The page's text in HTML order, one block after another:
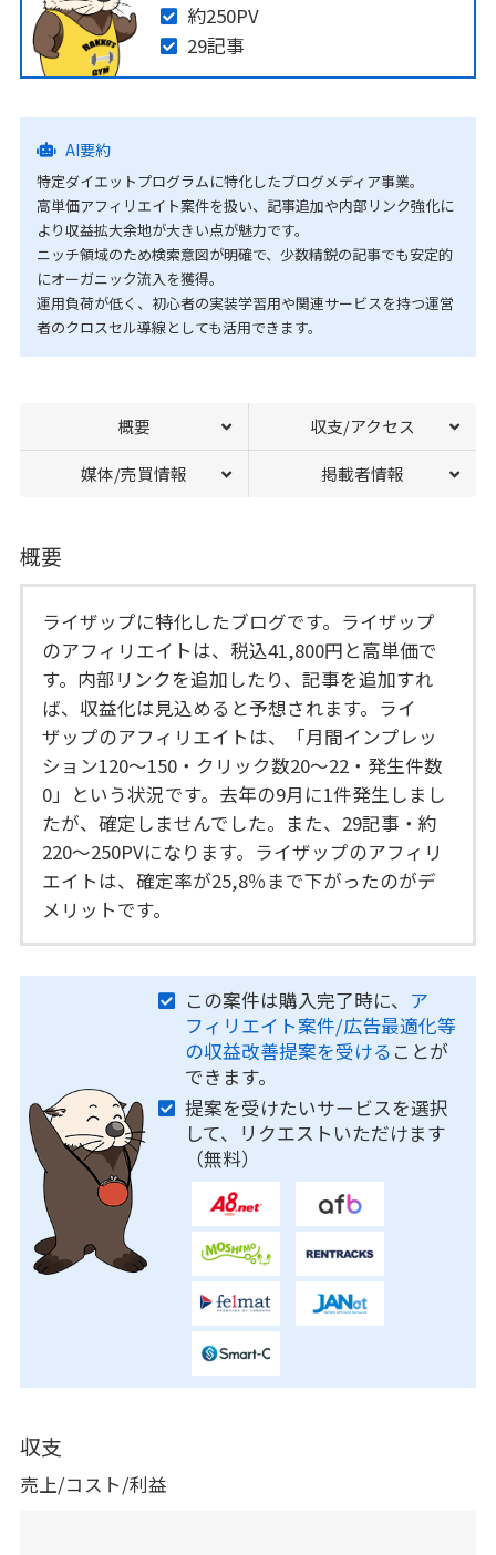
約250PV
29記事
AI要約
特定ダイエットプログラムに特化したブログメディア事業。
高単価アフィリエイト案件を扱い、記事追加や内部リンク強化に
より収益拡大余地が大きい点が魅力です。
ニッチ領域のため検索意図が明確で、少数精鋭の記事でも安定的
にオーガニック流入を獲得。
運用負荷が低く、初心者の実装学習用や関連サービスを持つ運営
者のクロスセル導線としても活用できます。
概要 収支/アクセス
媒体/売買情報 掲載者情報
概要
ライザップに特化したブログです。ライザップ
のアフィリエイトは、税込41,800円と高単価で
す。内部リンクを追加したり、記事を追加すれ
ば、収益化は見込めると予想されます。ライ
ザップのアフィリエイトは、「月間インプレッ
ション120～150・クリック数20～22・発生件数
0」という状況です。去年の9月に1件発生しまし
たが、確定しませんでした。また、29記事・約
220～250PVになります。ライザップのアフィリ
エイトは、確定率が25,8％まで下がったのがデ
メリットです。
この案件は購入完了時に、 ア
フィリエイト案件/広告最適化等
の収益改善提案を受ける ことが
できます。
提案を受けたいサービスを選択
して、リクエストいただけます
（無料）
収支
売上/コスト/利益